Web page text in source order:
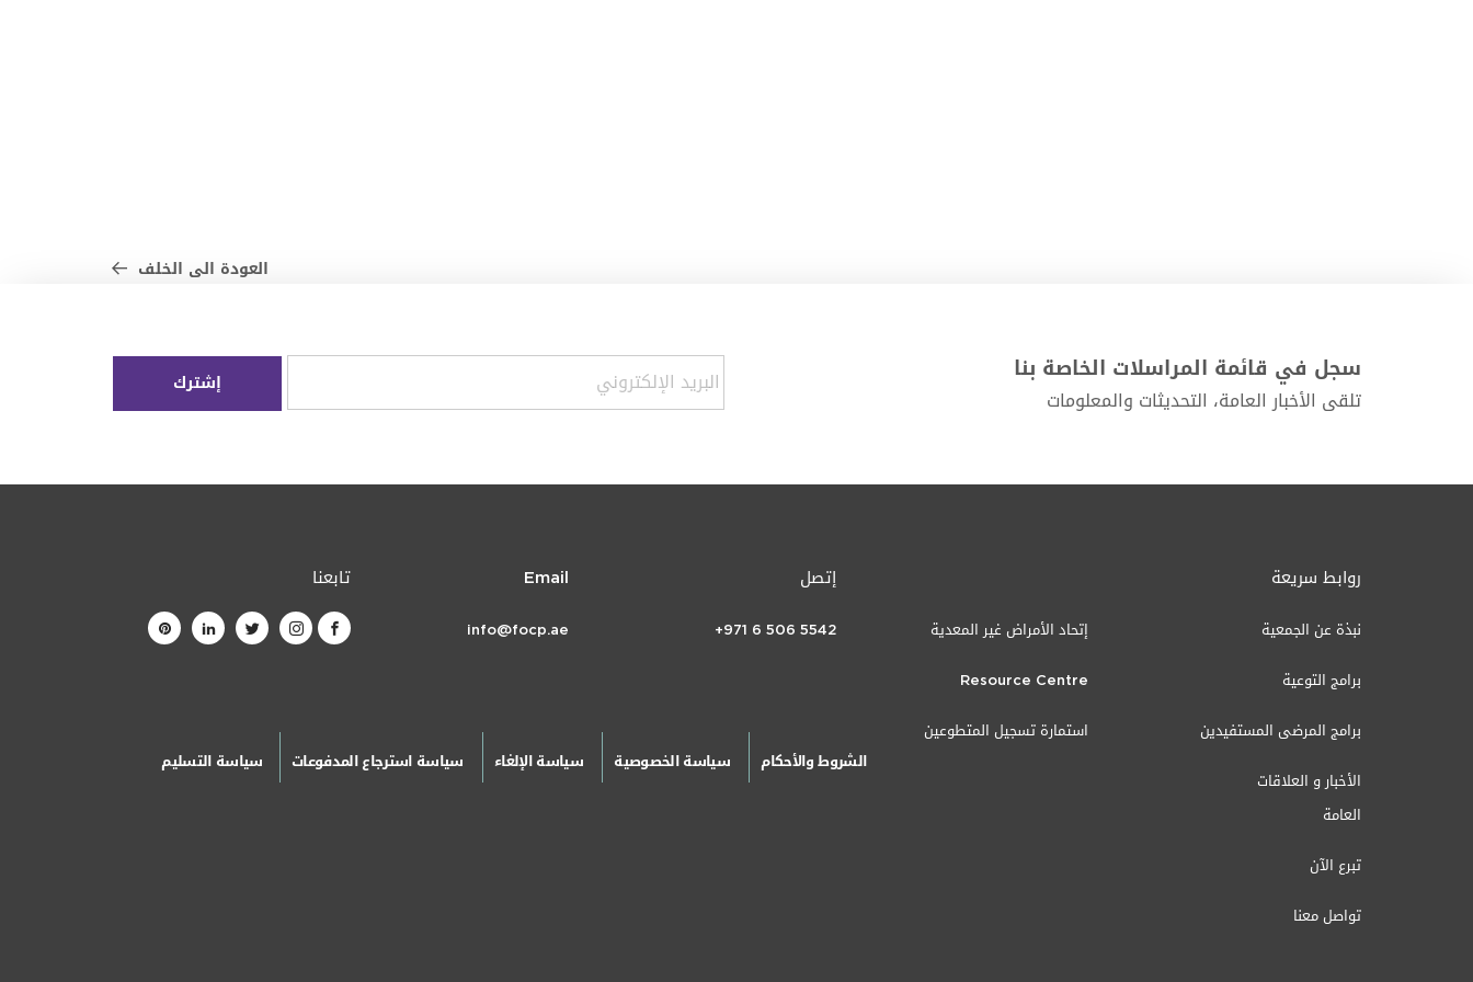
العودة الى الخلف
سجل في قائمة المراسلات الخاصة بنا
تلقى الأخبار العامة، التحديثات والمعلومات
روابط سريعة
نبذة عن الجمعية
برامج التوعية
برامج المرضى المستفيدين
إتحاد الأمراض غير المعدية
Resource Centre
استمارة تسجيل المتطوعين
الأخبار و العلاقات
العامة
تبرع الآن
تواصل معنا
إتصل
+971 6 506 5542
Email
info@focp.ae
تابعنا
الشروط والأحكام سياسة الخصوصية سياسة الإلغاء سياسة استرجاع المدفوعات سياسة التسليم